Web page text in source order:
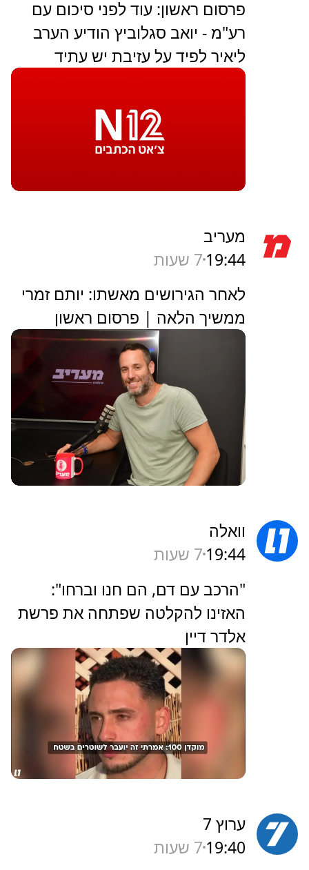
פרסום ראשון: עוד לפני סיכום עם
רע"מ - יואב סגלוביץ הודיע הערב
ליאיר לפיד על עזיבת יש עתיד
מעריב
19:44 7 שעות
לאחר הגירושים מאשתו: יותם זמרי
ממשיך הלאה | פרסום ראשון
וואלה
19:44 7 שעות
"הרכב עם דם, הם חנו וברחו":
האזינו להקלטה שפתחה את פרשת
אלדר דיין
ערוץ 7
19:40 7 שעות